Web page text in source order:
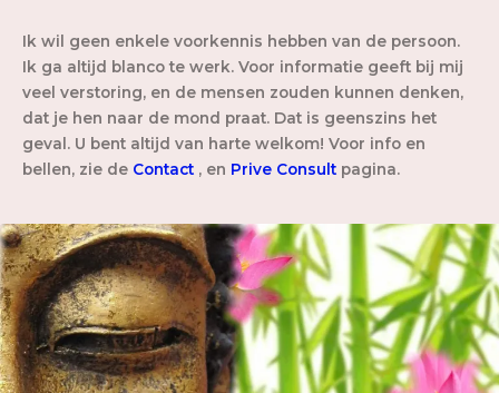
Ik wil geen enkele voorkennis hebben van de persoon.
Ik ga altijd blanco te werk. Voor informatie geeft bij mij
veel verstoring, en de mensen zouden kunnen denken,
dat je hen naar de mond praat. Dat is geenszins het
geval. U bent altijd van harte welkom! Voor info en
bellen, zie de Contact , en Prive Consult pagina.